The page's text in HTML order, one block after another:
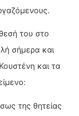
του στο
σήμερα και
και τα
της θητείας